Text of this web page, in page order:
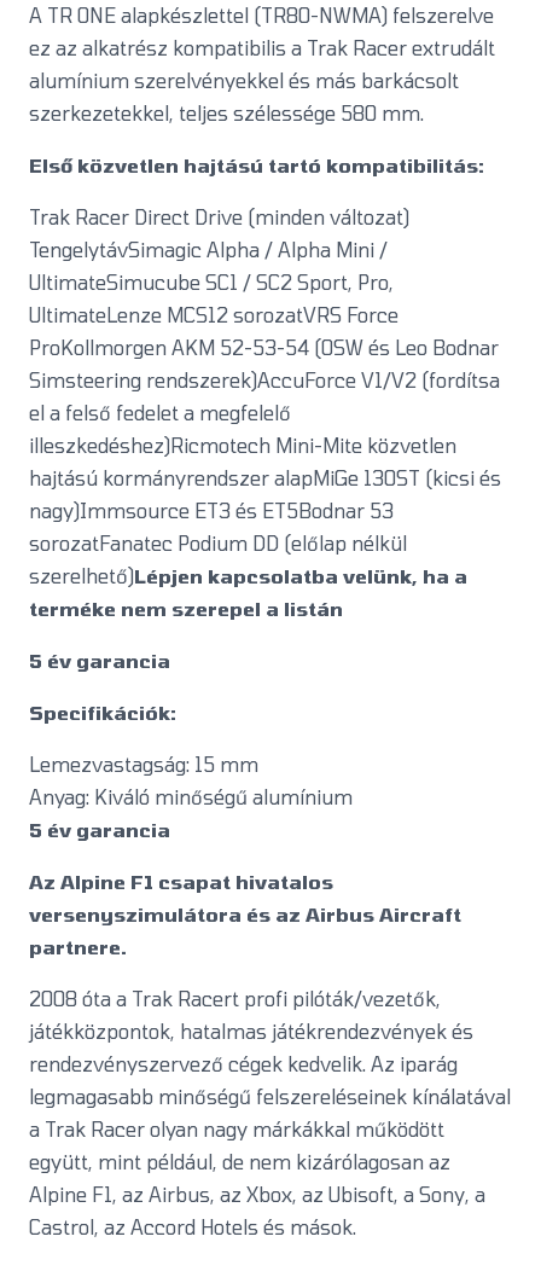
A TR ONE alapkészlettel (TR80-NWMA) felszerelve
ez az alkatrész kompatibilis a Trak Racer extrudált
alumínium szerelvényekkel és más barkácsolt
szerkezetekkel, teljes szélessége 580 mm.
Első közvetlen hajtású tartó kompatibilitás:
Trak Racer Direct Drive (minden változat)
TengelytávSimagic Alpha / Alpha Mini /
UltimateSimucube SC1 / SC2 Sport, Pro,
UltimateLenze MCS12 sorozatVRS Force
ProKollmorgen AKM 52-53-54 (OSW és Leo Bodnar
Simsteering rendszerek)AccuForce V1/V2 (fordítsa
el a felső fedelet a megfelelő
illeszkedéshez)Ricmotech Mini-Mite közvetlen
hajtású kormányrendszer alapMiGe 130ST (kicsi és
nagy)Immsource ET3 és ET5Bodnar 53
sorozatFanatec Podium DD (előlap nélkül
szerelhető)Lépjen kapcsolatba velünk, ha a
terméke nem szerepel a listán
5 év garancia
Specifikációk:
Lemezvastagság: 15 mm
Anyag: Kiváló minőségű alumínium
5 év garancia
Az Alpine F1 csapat hivatalos
versenyszimulátora és az Airbus Aircraft
partnere.
2008 óta a Trak Racert profi pilóták/vezetők,
játékközpontok, hatalmas játékrendezvények és
rendezvényszervező cégek kedvelik. Az iparág
legmagasabb minőségű felszereléseinek kínálatával
a Trak Racer olyan nagy márkákkal működött
együtt, mint például, de nem kizárólagosan az
Alpine F1, az Airbus, az Xbox, az Ubisoft, a Sony, a
Castrol, az Accord Hotels és mások.